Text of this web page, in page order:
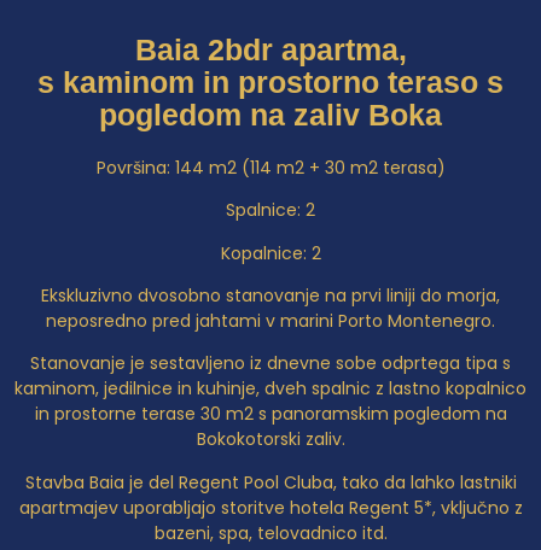
Baia 2bdr apartma,
s kaminom in prostorno teraso s
pogledom na zaliv Boka
Površina: 144 m2 (114 m2 + 30 m2 terasa)
Spalnice: 2
Kopalnice: 2
Ekskluzivno dvosobno stanovanje na prvi liniji do morja,
neposredno pred jahtami v marini Porto Montenegro.
Stanovanje je sestavljeno iz dnevne sobe odprtega tipa s
kaminom, jedilnice in kuhinje, dveh spalnic z lastno kopalnico
in prostorne terase 30 m2 s panoramskim pogledom na
Bokokotorski zaliv.
Stavba Baia je del Regent Pool Cluba, tako da lahko lastniki
apartmajev uporabljajo storitve hotela Regent 5*, vključno z
bazeni, spa, telovadnico itd.